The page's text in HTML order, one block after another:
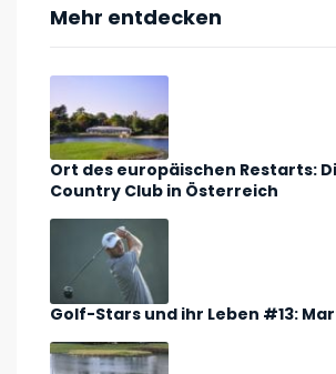
Mehr entdecken
Ort des europäischen Restarts:
Country Club in Österreich
Golf-Stars und ihr Leben #13: